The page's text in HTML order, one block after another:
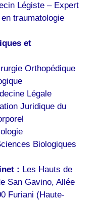
Légiste – Expert
traumatologie
et
Orthopédique
Légale
Juridique du
Biologiques
: Les Hauts de
San Gavino, Allée
Furiani (Haute-